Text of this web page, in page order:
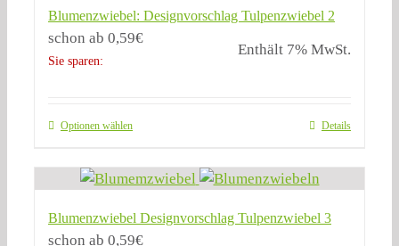
Blumenzwiebel: Designvorschlag Tulpenzwiebel 2
schon ab 0,59€
Sie sparen:
Enthält 7% MwSt.
Optionen wählen Details
Blumenzwiebel Designvorschlag Tulpenzwiebel 3
schon ab 0,59€